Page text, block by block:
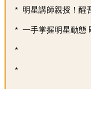
明星講師親授！醒
一手掌握明星動態